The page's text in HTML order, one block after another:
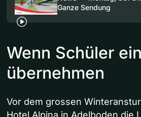
Ganze Sendung
Wenn Schüler
übernehmen
Vor dem grossen
Hotel Alpina in Adelboden die